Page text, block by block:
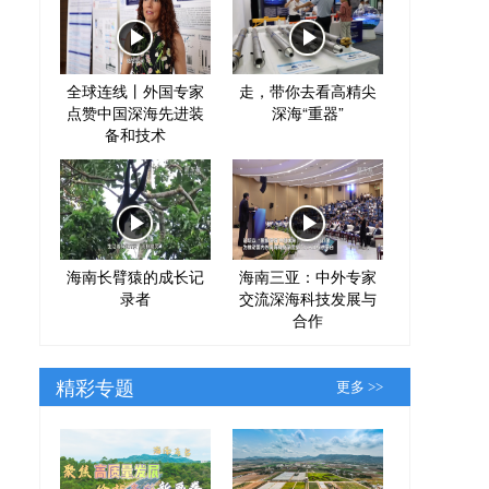
全球连线丨外国专家
点赞中国深海先进装
备和技术
走，带你去看高精尖
深海“重器”
海南长臂猿的成长记
录者
海南三亚：中外专家
交流深海科技发展与
合作
精彩专题 更多 >>